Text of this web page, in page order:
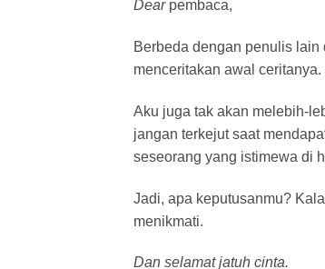
Dearpembaca,
Berbeda dengan penulis
menceritakan awal
Aku juga tak akan melebih-
jangan terkejut saat
seseorang yang istimewa di
Jadi, apa keputusanmu?
menikmati.
Dan selamat jatuh cinta.